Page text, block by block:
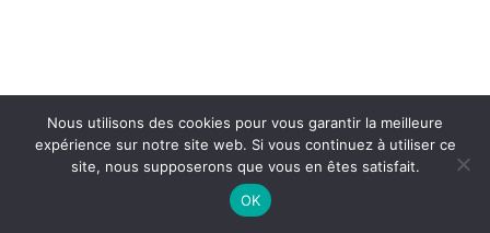
Nous utilisons des cookies pour vous garantir la meilleure
expérience sur notre site web. Si vous continuez à utiliser ce
site, nous supposerons que vous en êtes satisfait.
OK